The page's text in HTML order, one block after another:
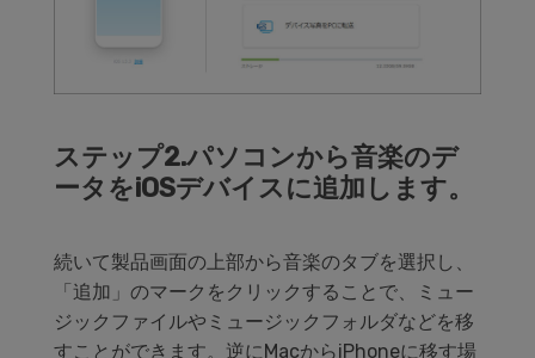
ステップ2.パソコンから音楽のデ
ータをiOSデバイスに追加します。
続いて製品画面の上部から音楽のタブを選択し、
「追加」のマークをクリックすることで、ミュー
ジックファイルやミュージックフォルダなどを移
すことができます。逆にMacからiPhoneに移す場